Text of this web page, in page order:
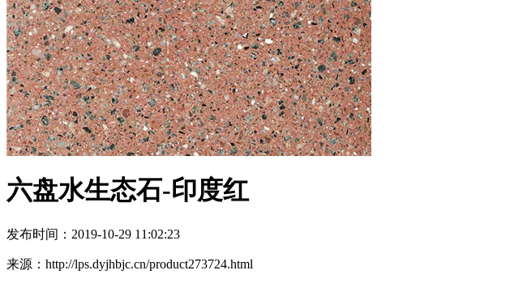
六盘水生态石-印度红
发布时间：2019-10-29 11:02:23
来源：http://lps.dyjhbjc.cn/product273724.html